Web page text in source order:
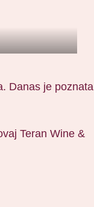
Danas je poznata
Teran Wine &